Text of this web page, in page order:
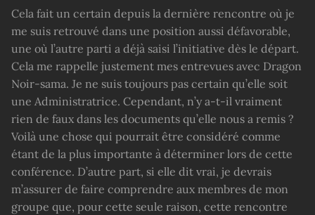
Cela fait un certain depuis la dernière rencontre où je
me suis retrouvé dans une position aussi défavorable,
une où l’autre parti a déjà saisi l’initiative dès le départ.
Cela me rappelle justement mes entrevues avec Dragon
Noir-sama. Je ne suis toujours pas certain qu’elle soit
une Administratrice. Cependant, n’y a-t-il vraiment
rien de faux dans les documents qu’elle nous a remis ?
Voilà une chose qui pourrait être considéré comme
étant de la plus importante à déterminer lors de cette
conférence. D’autre part, si elle dit vrai, je devrais
m’assurer de faire comprendre aux membres de mon
groupe que, pour cette seule raison, cette rencontre